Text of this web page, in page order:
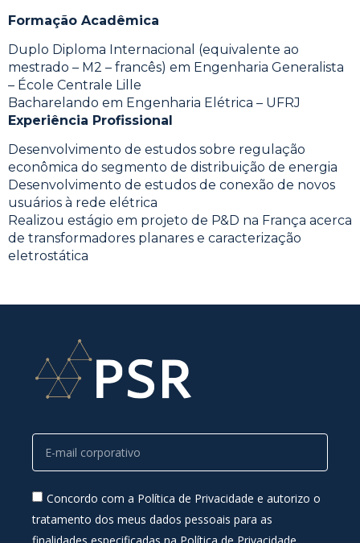
Formação Acadêmica
Duplo Diploma Internacional (equivalente ao
mestrado – M2 – francês) em Engenharia Generalista
– École Centrale Lille
Bacharelando em Engenharia Elétrica – UFRJ
Experiência Profissional
Desenvolvimento de estudos sobre regulação
econômica do segmento de distribuição de energia
Desenvolvimento de estudos de conexão de novos
usuários à rede elétrica
Realizou estágio em projeto de P&D na França acerca
de transformadores planares e caracterização
eletrostática
Concordo com a Política de Privacidade e autorizo o
tratamento dos meus dados pessoais para as